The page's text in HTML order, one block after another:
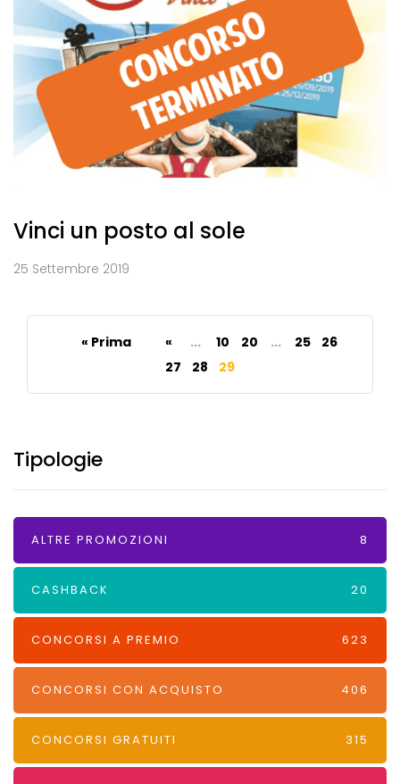
Vinci un posto al sole
25 Settembre 2019
« Prima « ... 10 20 ... 25
26
27
28 29
Tipologie
ALTRE PROMOZIONI 8
CASHBACK 20
CONCORSI A PREMIO 623
CONCORSI CON ACQUISTO 406
CONCORSI GRATUITI 315